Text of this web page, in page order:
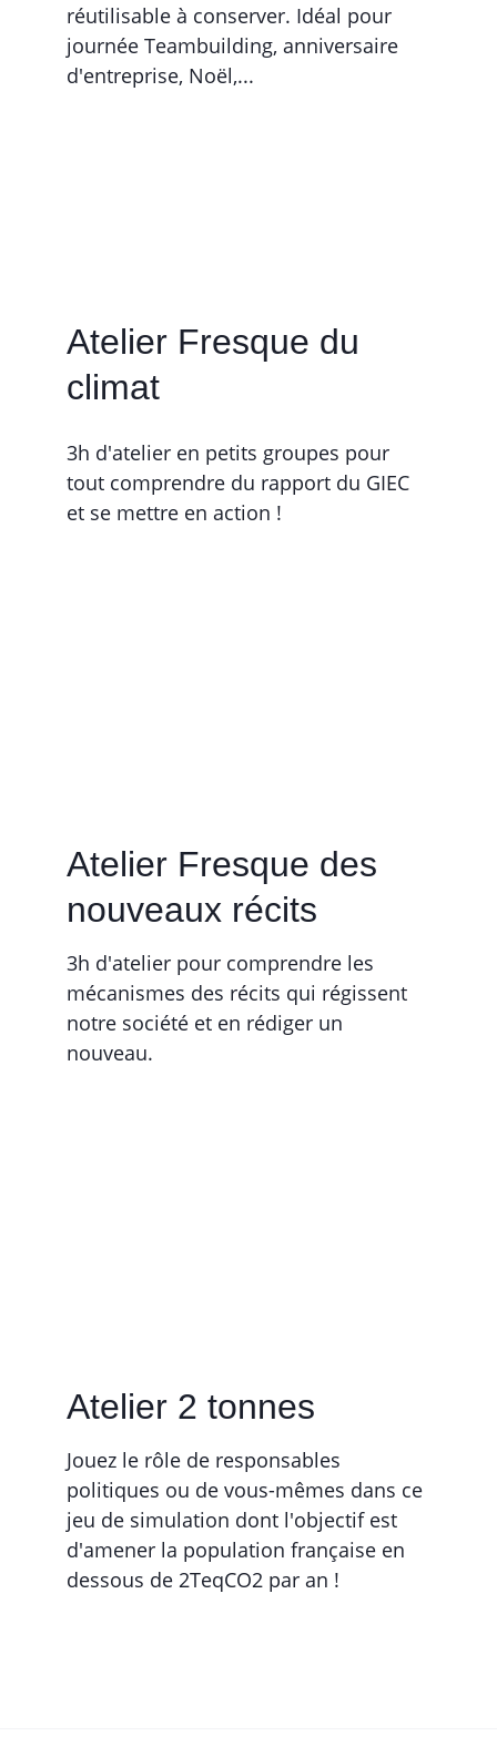
réutilisable à conserver. Idéal pour
journée Teambuilding, anniversaire
d'entreprise, Noël,...
Atelier Fresque du
climat
3h d'atelier en petits groupes pour
tout comprendre du rapport du GIEC
et se mettre en action !
Atelier Fresque des
nouveaux récits
3h d'atelier pour comprendre les
mécanismes des récits qui régissent
notre société et en rédiger un
nouveau.
Atelier 2 tonnes
Jouez le rôle de responsables
politiques ou de vous-mêmes dans ce
jeu de simulation dont l'objectif est
d'amener la population française en
dessous de 2TeqCO2 par an !